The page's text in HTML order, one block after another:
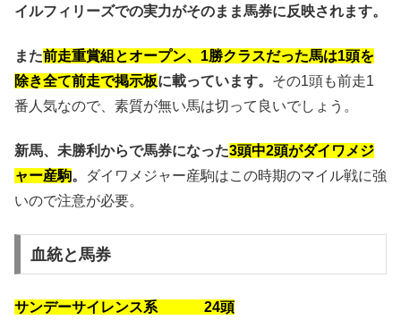
イルフィリーズでの実力がそのまま馬券に反映されます。
また前走重賞組とオープン、1勝クラスだった馬は1頭を
除き全て前走で掲示板に載っています。 その1頭も前走1
番人気なので、素質が無い馬は切って良いでしょう。
新馬、未勝利からで馬券になった3頭中2頭がダイワメジ
ャー産駒。
ダイワメジャー産駒はこの時期のマイル戦に強
いので注意が必要。
血統と馬券
サンデーサイレンス系 24頭